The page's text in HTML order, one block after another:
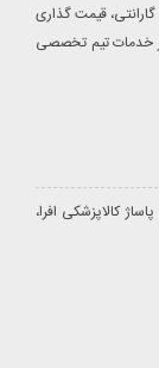
قیمت گذاری
24 ساعته از دیگر خدمات تیم تخصصی
کالاپزشکی افرا،